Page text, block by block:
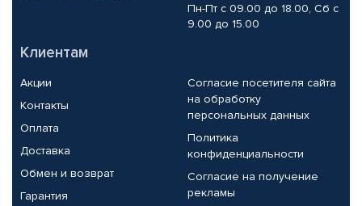
Пн-Пт с 09.00 до 18.00, Сб с
9.00 до 15.00
Клиентам
Акции
Контакты
Оплата
Доставка
Обмен и возврат
Гарантия
Согласие посетителя сайта
на обработку
персональных данных
Политика
конфиденциальности
Согласие на получение
рекламы